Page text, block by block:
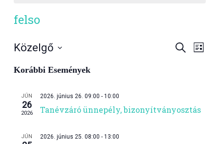
felso
Keresett
kifejezés
Lista
Közelgő
kiválasztása.
Korábbi Események
JÚN
26
2026
2026. június 26. 09:00 - 10:00
Tanévzáró ünnepély, bizonyítványosztás
JÚN 2026. június 25. 08:00 - 13:00